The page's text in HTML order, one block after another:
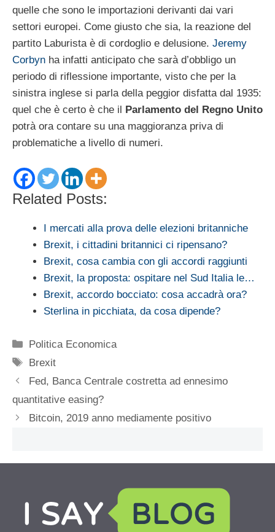
quelle che sono le importazioni derivanti dai vari
settori europei. Come giusto che sia, la reazione del
partito Laburista è di cordoglio e delusione. Jeremy
Corbyn ha infatti anticipato che sarà d’obbligo un
periodo di riflessione importante, visto che per la
sinistra inglese si parla della peggior disfatta dal 1935:
quel che è certo è che il Parlamento del Regno Unito
potrà ora contare su una maggioranza priva di
problematiche a livello di numeri.
Related Posts:
I mercati alla prova delle elezioni britanniche
Brexit, i cittadini britannici ci ripensano?
Brexit, cosa cambia con gli accordi raggiunti
Brexit, la proposta: ospitare nel Sud Italia le…
Brexit, accordo bocciato: cosa accadrà ora?
Sterlina in picchiata, da cosa dipende?
Categorie
Politica Economica
Tag
Brexit
Fed, Banca Centrale costretta ad ennesimo
quantitative easing?
Bitcoin, 2019 anno mediamente positivo